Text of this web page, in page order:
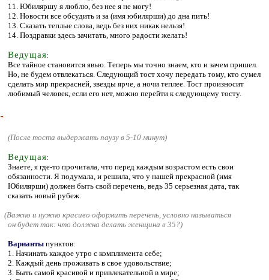
11. Юбиляршу я люблю, без нее я не могу!
12. Новости все обсудить и за (имя юбилярши) до дна пить!
13. Сказать теплые слова, ведь без них никак нельзя!
14. Поздравки здесь зачитать, много радости желать!
Ведущая:
Все тайное становится явью. Теперь мы точно знаем, кто и зачем пришел.
Но, не будем отвлекаться. Следующий тост хочу передать тому, кто сумел
сделать мир прекрасней, звезды ярче, а ночи теплее. Тост произносит
любимый человек, если его нет, можно перейти к следующему тосту.
(После тоста выдержать паузу в 5-10 минут)
Ведущая:
Знаете, я где-то прочитала, что перед каждым возрастом есть свои
обязанности. Я подумала, и решила, что у нашей прекрасной (имя
Юбилярши) должен быть свой перечень, ведь 35 серьезная дата, так
сказать новый рубеж.
(Важно и нужно красиво оформить перечень, условно называться
он будет так: что должна делать женщина в 35?)
Варианты пунктов:
1. Начинать каждое утро с комплимента себе;
2. Каждый день проживать в свое удовольствие;
3. Быть самой красивой и привлекательной в мире;